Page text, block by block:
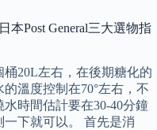
本Post General三大選物指
20L左右，在後期糖化的
溫度控制在70°左右，不
時間估計要在30-40分鐘
下就可以。 首先是消